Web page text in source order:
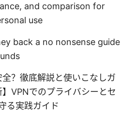
and comparison for
use
back a no nonsense guide
？徹底解説と使いこなしガ
VPNでのプライバシーとセ
る実践ガイド